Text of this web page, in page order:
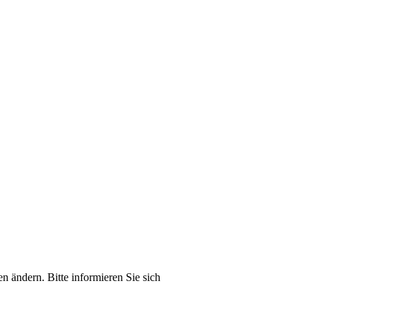
ändern. Bitte informieren Sie sich